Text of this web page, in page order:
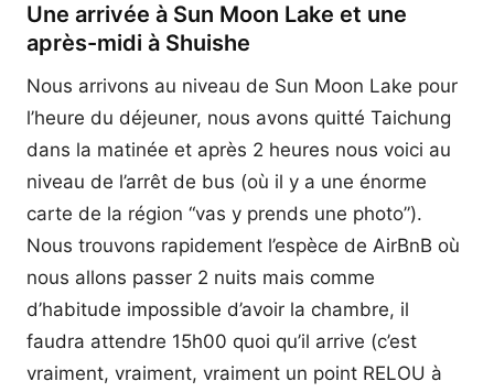
Une arrivée à Sun Moon Lake et une
après-midi à Shuishe
Nous arrivons au niveau de Sun Moon Lake pour
l’heure du déjeuner, nous avons quitté Taichung
dans la matinée et après 2 heures nous voici au
niveau de l’arrêt de bus (où il y a une énorme
carte de la région “vas y prends une photo”).
Nous trouvons rapidement l’espèce de AirBnB où
nous allons passer 2 nuits mais comme
d’habitude impossible d’avoir la chambre, il
faudra attendre 15h00 quoi qu’il arrive (c’est
vraiment, vraiment, vraiment un point RELOU à